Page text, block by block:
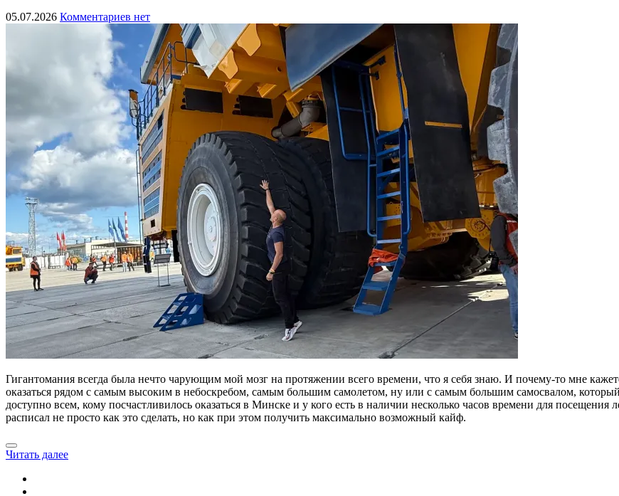
05.07.2026 Комментариев нет
Гигантомания всегда была нечто чарующим мой мозг на протяжении всего времени, что я себя знаю. И почему-то мне
оказаться рядом с самым высоким в небоскребом, самым большим самолетом, ну или с самым большим самосвалом,
доступно всем, кому посчастливилось оказаться в Минске и у кого есть в наличии несколько часов времени для
расписал не просто как это сделать, но как при этом получить максимально возможный кайф.
Читать далее